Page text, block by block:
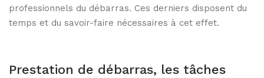
professionnels du débarras. Ces derniers disposent du
temps et du savoir-faire nécessaires à cet effet.
Prestation de débarras, les tâches